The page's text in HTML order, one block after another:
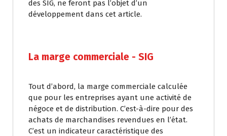
des SIG, ne feront pas l’objet d’un
développement dans cet article.
La marge commerciale - SIG
Tout d’abord, la marge commerciale calculée
que pour les entreprises ayant une activité de
négoce et de distribution. C’est-à-dire pour des
achats de marchandises revendues en l’état.
C’est un indicateur caractéristique des